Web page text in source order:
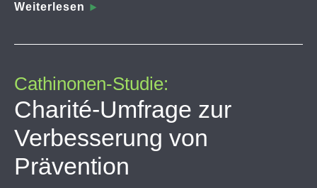
Weiterlesen
Cathinonen-Studie:
Charité-Umfrage zur
Verbesserung von
Prävention